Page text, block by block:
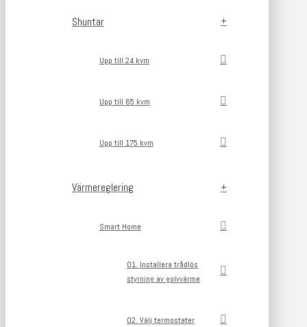
Shuntar
Upp till 24 kvm
Upp till 65 kvm
Upp till 175 kvm
Värmereglering
Smart Home
01. Installera trådlös
styrning av golvvärme
02. Välj termostater